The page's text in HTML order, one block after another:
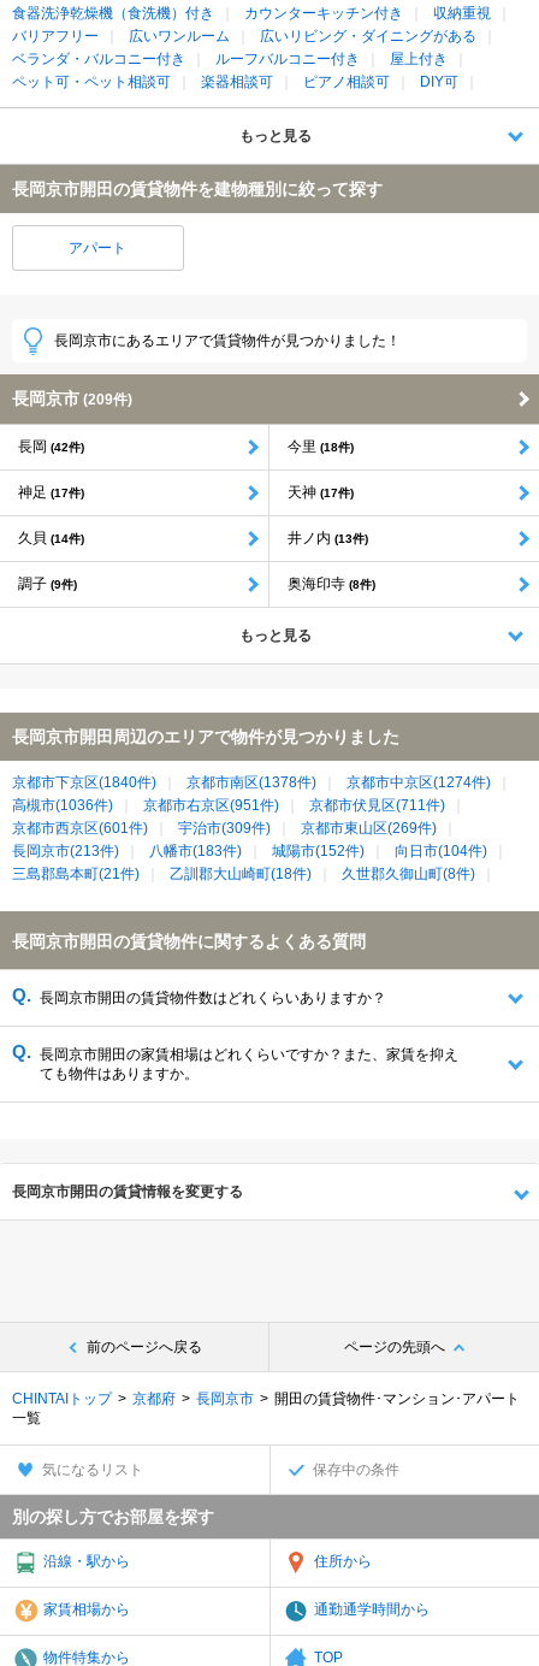
食器洗浄乾燥機（食洗機）付き
カウンターキッチン付き
収納重視
バリアフリー
広いワンルーム
広いリビング・ダイニングがある
ベランダ・バルコニー付き
ルーフバルコニー付き
屋上付き
ペット可・ペット相談可
楽器相談可 ピアノ相談可 DIY可
もっと見る
長岡京市開田の賃貸物件を建物種別に絞って探す
アパート
長岡京市にあるエリアで賃貸物件が見つかりました！
長岡京市 (209件)
長岡 (42件) 今里 (18件)
神足 (17件) 天神 (17件)
久貝 (14件) 井ノ内 (13件)
調子 (9件) 奥海印寺 (8件)
もっと見る
長岡京市開田周辺のエリアで物件が見つかりました
京都市下京区(1840件) 京都市南区(1378件)
京都市中京区(1274件)
高槻市(1036件)
京都市右京区(951件)
京都市伏見区(711件)
京都市西京区(601件)
宇治市(309件)
京都市東山区(269件)
長岡京市(213件)
八幡市(183件) 城陽市(152件)
向日市(104件)
三島郡島本町(21件)
乙訓郡大山崎町(18件) 久世郡久御山町(8件)
長岡京市開田の賃貸物件に関するよくある質問
長岡京市開田の賃貸物件数はどれくらいありますか？
長岡京市開田の家賃相場はどれくらいですか？また、家賃を抑え
ても物件はありますか。
長岡京市開田の賃貸情報を変更する
前のページへ戻る ページの先頭へ
CHINTAIトップ 京都府 長岡京市
開田の賃貸物件･マンション･アパート
一覧
気になるリスト 保存中の条件
別の探し方でお部屋を探す
沿線・駅から 住所から
家賃相場から 通勤通学時間から
物件特集から TOP